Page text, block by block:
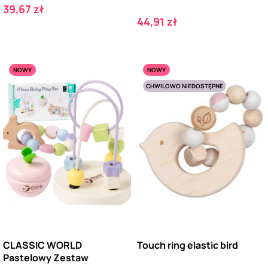
Cena
39,67 zł
Cena
44,91 zł
NOWY
CLASSIC WORLD
Pastelowy Zestaw
NOWY
CHWILOWO NIEDOSTĘPNE
Touch ring elastic bird